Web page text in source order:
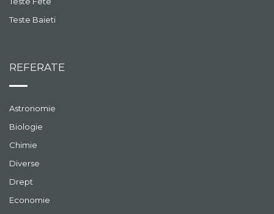
Teste Baieti
REFERATE
Astronomie
Biologie
Chimie
Diverse
Drept
Economie